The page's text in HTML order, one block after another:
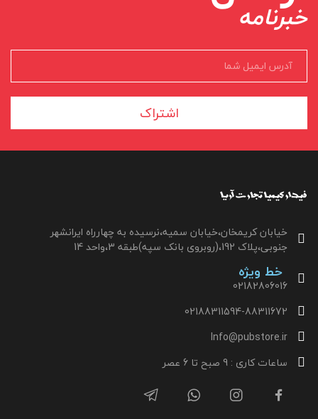
خبرنامه
اشتراک
خیابان کریمخان،خیابان سمیه،نرسیده به چهارراه ایرانشهر
جنوبی،پلاک 192،(روبروی بانک سپه)طبقه 3،واحد 14
خط ویژه
02182806016
02188311594-88311672
Info@pubstore.ir
ساعات کاری : 9 صبح تا 6 عصر